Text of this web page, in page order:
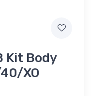
Kit Body
XO